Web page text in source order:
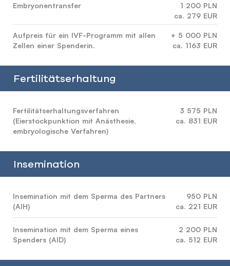
Embryonentransfer
1 200 PLN
ca. 279 EUR
Aufpreis für ein IVF-Programm mit allen
Zellen einer Spenderin.
+ 5 000 PLN
ca. 1163 EUR
Fertilitätserhaltung
Fertilitätserhaltungsverfahren
(Eierstockpunktion mit Anästhesie,
embryologische Verfahren)
3 575 PLN
ca. 831 EUR
Insemination
Insemination mit dem Sperma des Partners
(AIH)
950 PLN
ca. 221 EUR
Insemination mit dem Sperma eines
Spenders (AID)
2 200 PLN
ca. 512 EUR